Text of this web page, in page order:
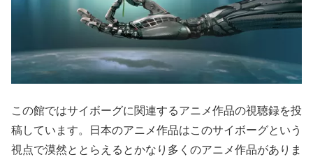
この館ではサイボーグに関連するアニメ作品の視聴録を投
稿しています。日本のアニメ作品はこのサイボーグという
視点で漠然ととらえるとかなり多くのアニメ作品がありま